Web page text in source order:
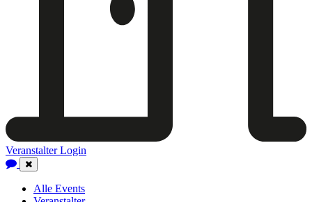
Veranstalter Login
Close
Navigation
Alle Events